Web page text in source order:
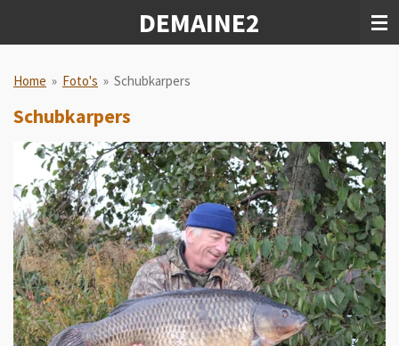
de
DEMAINE2
Home » Foto's » Schubkarpers
Schubkarpers